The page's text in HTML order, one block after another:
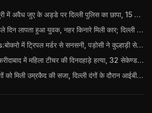
Delhi News: इंद्रपुरी में अवैध जुए के अड्डे पर दिल्ली पुलिस का छापा, 15 जुआरियों को पकड़ा; ₹3.61 लाख नकद और अन्य सामान बरामद
गुरुग्राम में नौकरी के पहले दिन लापता हुआ युवक, नहर किनारे मिली कार; दिल्ली पुलिस ने दर्ज की FIR
Jharkhand News:बोकरो में ट्रिपल मर्डर से सनसनी, पड़ोसी ने कुल्हाड़ी से पति-पत्नी और बहु की हत्या की
Haryana News: फरीदाबाद में महिला टीचर की दिनदहाड़े हत्या, 32 सेकेण्ड में 34 बार किया वार
ताहिर हुसैन समेस 5 लोगों को मिली उम्रकैद की सजा, दिल्ली दंगों के दौरान आईबी अधिकारी का किया था कत्ल